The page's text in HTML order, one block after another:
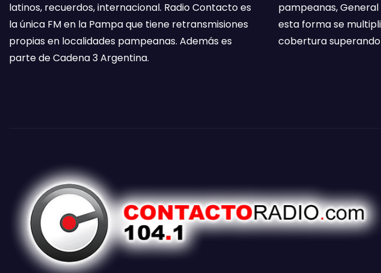
latinos, recuerdos, internacional. Radio Contacto es
la única FM en la Pampa que tiene retransmisiones
propias en localidades pampeanas. Además es
parte de Cadena 3 Argentina.
pampeanas, General
esta forma se
cobertura superando